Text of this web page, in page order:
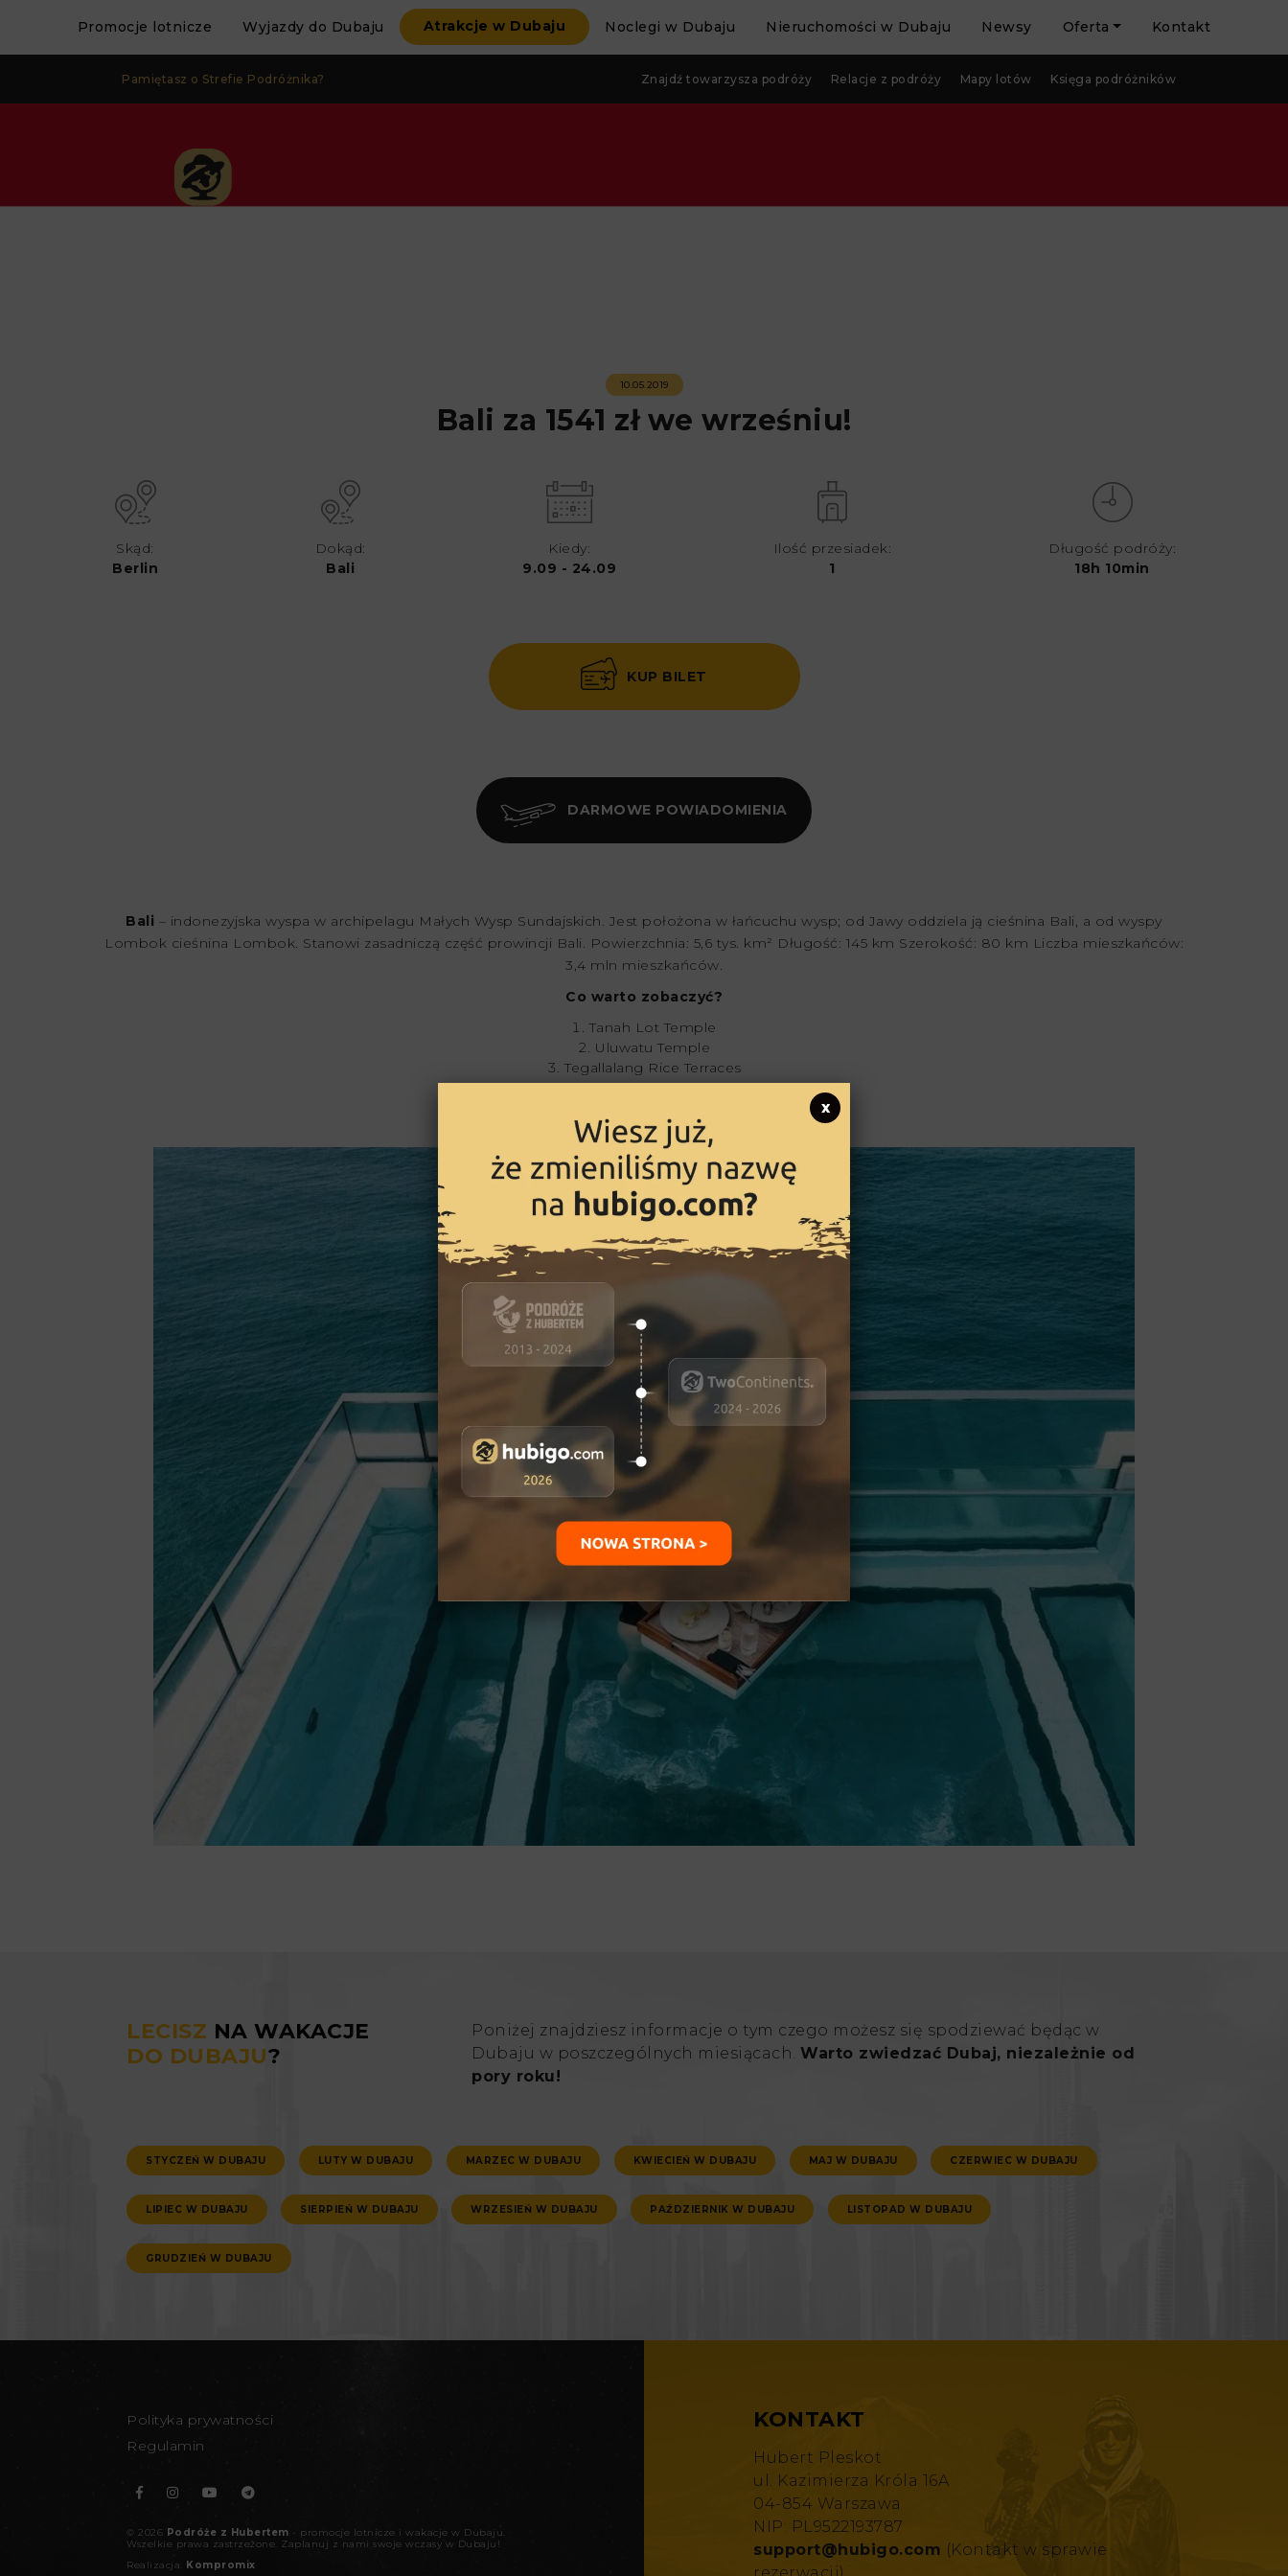
Promocje lotnicze Wyjazdy do Dubaju Atrakcje w Dubaju Noclegi w Dubaju Nieruchomości w Dubaju Newsy Oferta Kontakt
Pamiętasz o Strefie Podróżnika? Znajdź towarzysza podróży Relacje z podróży Mapy lotów Księga podróżników
10.05.2019
Bali za 1541 zł we wrześniu!
Skąd:
Berlin
Dokąd:
Bali
Kiedy:
9.09 - 24.09
Ilość przesiadek:
1
Długość podróży:
18h 10min
KUP BILET
DARMOWE POWIADOMIENIA
Bali – indonezyjska wyspa w archipelagu Małych Wysp Sundajskich. Jest położona w łańcuchu wysp; od Jawy oddziela ją cieśnina Bali, a od wyspy
Lombok cieśnina Lombok. Stanowi zasadniczą część prowincji Bali. Powierzchnia: 5,6 tys. km² Długość: 145 km Szerokość: 80 km Liczba mieszkańców:
3,4 mln mieszkańców.
Co warto zobaczyć?
Tanah Lot Temple
Uluwatu Temple
Tegallalang Rice Terraces
Ubud Market
LECISZ NA WAKACJE
DO DUBAJU?
Poniżej znajdziesz informacje o tym czego możesz się spodziewać będąc w
Dubaju w poszczególnych miesiącach. Warto zwiedzać Dubaj, niezależnie od
pory roku!
STYCZEŃ W DUBAJU LUTY W DUBAJU MARZEC W DUBAJU KWIECIEŃ W DUBAJU MAJ W DUBAJU CZERWIEC W DUBAJU
LIPIEC W DUBAJU SIERPIEŃ W DUBAJU WRZESIEŃ W DUBAJU PAŹDZIERNIK W DUBAJU LISTOPAD W DUBAJU
GRUDZIEŃ W DUBAJU
Polityka prywatności
Regulamin
© 2026 Podróże z Hubertem - promocje lotnicze i wakacje w Dubaju
Wszelkie prawa zastrzeżone. Zaplanuj z nami swoje wczasy w Dubaju!
Realizacja: Kompromix
KONTAKT
Hubert Pleskot
ul. Kazimierza Króla 16A
04-854 Warszawa
NIP: PL9522193787
support@hubigo.com (Kontakt w sprawie
x